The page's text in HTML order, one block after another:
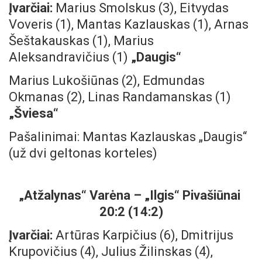
Įvarčiai: Marius Smolskus (3), Eitvydas
Voveris (1), Mantas Kazlauskas (1), Arnas
Šeštakauskas (1), Marius
Aleksandravičius (1) „Daugis“
Marius Lukošiūnas (2), Edmundas
Okmanas (2), Linas Randamanskas (1)
„Šviesa“
Pašalinimai: Mantas Kazlauskas „Daugis“
(už dvi geltonas korteles)
„Atžalynas“ Varėna – „Ilgis“ Pivašiūnai
20:2 (14:2)
Įvarčiai: Artūras Karpičius (6), Dmitrijus
Krupovičius (4), Julius Žilinskas (4),